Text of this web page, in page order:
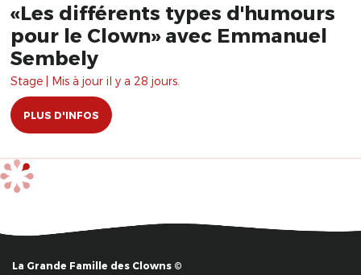
«Les différents types d'humours
pour le Clown» avec Emmanuel
Sembely
Stage | Mis à jour il y a 28 jours.
PLUS D'INFOS
La Grande Famille des Clowns ©